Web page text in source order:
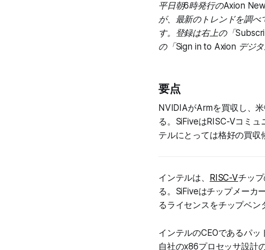
平日朝6時発行のAxion
が、最新のトレンドを調
す。登録は右上の「
の「Sign in to Axion デジ
要点
NVIDIAがArmを買収し、
る。SiFiveはRISC-Vコミ
テルにとっては格好の買収
インテルは、 RISC-Vチッ
る。SiFiveはチップメーカ
るライセンスをチップベン
インテルのCEOであるパ
自社のx86プロセッサ設計